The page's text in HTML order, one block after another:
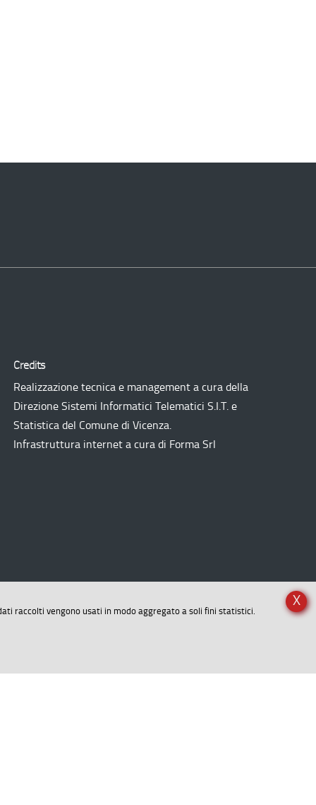
raccolti vengono usati in modo aggregato a soli fini statistici.
X
Credits
Realizzazione tecnica e management a cura della
Direzione Sistemi Informatici TelematiciS.I.T. e
Statistica del Comune di Vicenza.
Infrastruttura internet a cura di Forma Srl